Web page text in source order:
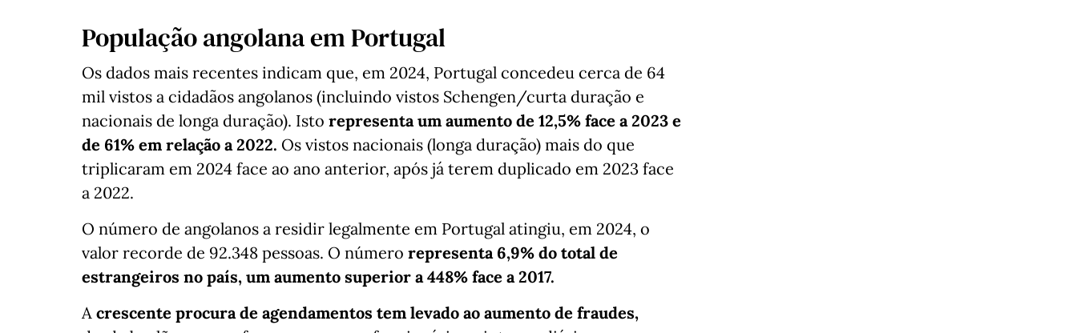
População angolana em Portugal
Os dados mais recentes indicam que, em 2024, Portugal concedeu cerca de 64
mil vistos a cidadãos angolanos (incluindo vistos Schengen/curta duração e
nacionais de longa duração). Isto representa um aumento de 12,5% face a 2023 e
de 61% em relação a 2022. Os vistos nacionais (longa duração) mais do que
triplicaram em 2024 face ao ano anterior, após já terem duplicado em 2023 face
a 2022.
O número de angolanos a residir legalmente em Portugal atingiu, em 2024, o
valor recorde de 92.348 pessoas. O número representa 6,9% do total de
estrangeiros no país, um aumento superior a 448% face a 2017.
A crescente procura de agendamentos tem levado ao aumento de fraudes,